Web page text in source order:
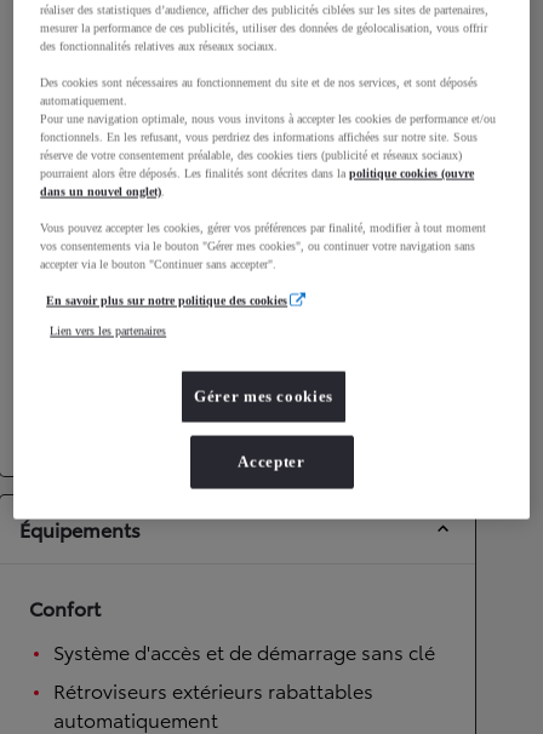
Consommation mixte
Consommation mixte 4,7L/100 km
Émissions CO2
106g/km
Performances
Vitesse maximale
Accélération 0-100km/h
Boîte automatique
Équipements
Confort
Système d'accès et de démarrage sans clé
Rétroviseurs extérieurs rabattables
automatiquement
réaliser des statistiques d’audience, afficher des publicités ciblées sur les sites de partenaires,
mesurer la performance de ces publicités, utiliser des données de géolocalisation, vous offrir
des fonctionnalités relatives aux réseaux sociaux.
Des cookies sont nécessaires au fonctionnement du site et de nos services, et sont déposés
automatiquement.
Pour une navigation optimale, nous vous invitons à accepter les cookies de performance et/ou
fonctionnels. En les refusant, vous perdriez des informations affichées sur notre site. Sous
réserve de votre consentement préalable, des cookies tiers (publicité et réseaux sociaux)
pourraient alors être déposés. Les finalités sont décrites dans lapolitique cookies (ouvre
dans un nouvel onglet).
Vous pouvez accepter les cookies, gérer vos préférences par finalité, modifier à tout moment
vos consentements via le bouton "Gérer mes cookies", ou continuer votre navigation sans
accepter via le bouton "Continuer sans accepter".
En savoir plus sur notre politique des cookies
Lien vers les partenaires
Gérer mes cookies
Accepter